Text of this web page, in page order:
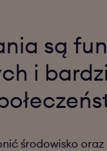
są
i
środowisko